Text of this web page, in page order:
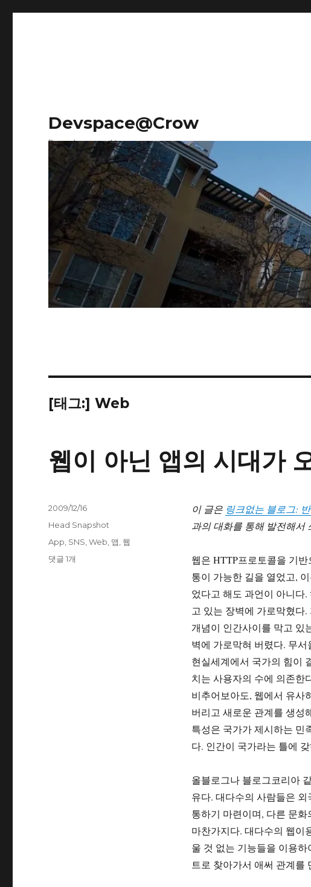
Devspace@Crow
Research on everything
[태그:]Web
웹이 아닌 앱의 시대가
이 글은 링크없는 블로그:
과의 대화를 통해 발전해서
웹은 HTTP프로토콜을 기
통이 가능한 길을 열었고,
었다고 해도 과언이 아니다
고 있는 장벽에 가로막혔다
개념이 인간사이를 막고 있
벽에 가로막혀 버렸다. 무
현실세계에서 국가의 힘이
치는 사용자의 수에 의존한
비추어보아도, 웹에서 유사
버리고 새로운 관계를 생성
특성은 국가가 제시하는 민
다. 인간이 국가라는 틀에
올블로그나 블로그코리아
유다. 대다수의 사람들은
통하기 마련이며, 다른 문
마찬가지다. 대다수의 웹이
울 것 없는 기능들을 이용
트로 찾아가서 애써 관계를
작
자
2009/12/16
카
고
리
Head Snapshot
태
그
App SNS ,Web 앱 웹
웹
댓글 1개